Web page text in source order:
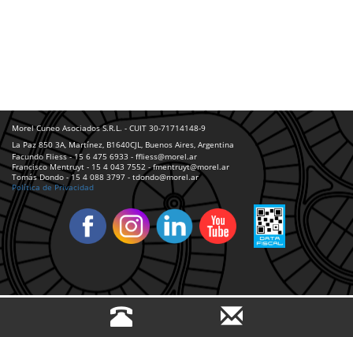
Morel Cuneo Asociados S.R.L. - CUIT 30-71714148-9
La Paz 850 3A, Martínez, B1640CJL, Buenos Aires, Argentina
Facundo Fliess - 15 6 475 6933 - ffliess@morel.ar
Francisco Mentruyt - 15 4 043 7552 - fmentruyt@morel.ar
Tomás Dondo - 15 4 088 3797 - tdondo@morel.ar
Política de Privacidad